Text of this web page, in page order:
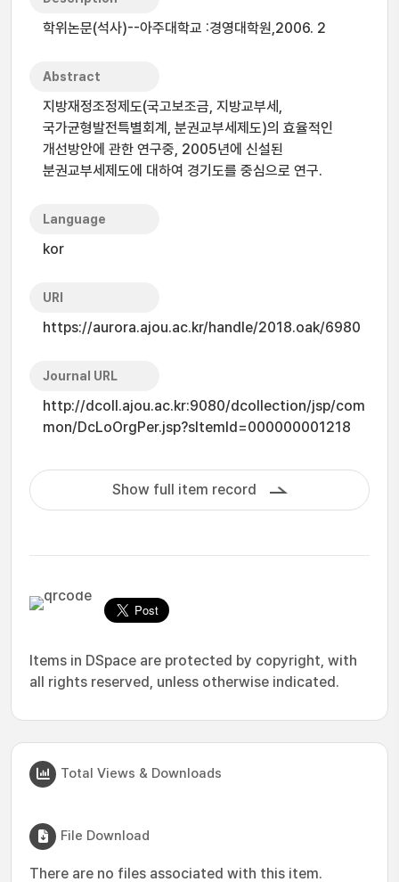
학위논문(석사)--아주대학교 :경영대학원,2006. 2
Abstract
지방재정조정제도(국고보조금, 지방교부세,
국가균형발전특별회계, 분권교부세제도)의 효율적인
개선방안에 관한 연구중, 2005년에 신설된
분권교부세제도에 대하여 경기도를 중심으로 연구.
Language
kor
URI
https://aurora.ajou.ac.kr/handle/2018.oak/6980
Journal URL
http://dcoll.ajou.ac.kr:9080/dcollection/jsp/com
mon/DcLoOrgPer.jsp?sItemId=000000001218
Show full item record
Items in DSpace are protected by copyright, with
all rights reserved, unless otherwise indicated.
Total Views & Downloads
File Download
There are no files associated with this item.